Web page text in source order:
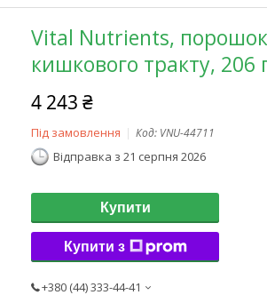
Vital Nutrients,
кишкового тракту, 206
4 243 ₴
Під замовлення Код: VNU-44711
Відправка з 21 серпня 2026
Купити
Купити з
+380 (44) 333-44-41